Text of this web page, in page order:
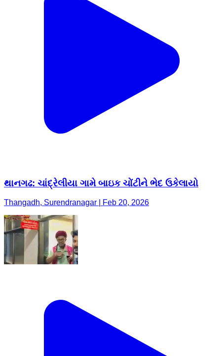
Thangadh, Surendranagar | Feb 20, 2026